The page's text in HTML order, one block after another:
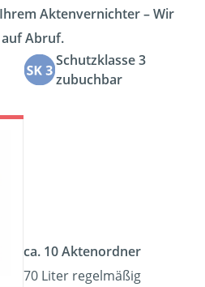
Aktenvernichter – Wir
Abruf.
Schutzklasse 3
zubuchbar
ca. 10 Aktenordner
70 Liter regelmäßig